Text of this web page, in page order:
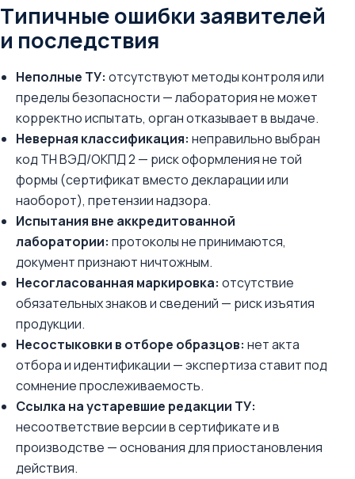
Типичные ошибки заявителей
и последствия
Неполные ТУ: отсутствуют методы контроля или
пределы безопасности — лаборатория не может
корректно испытать, орган отказывает в выдаче.
Неверная классификация: неправильно выбран
код ТН ВЭД/ОКПД 2 — риск оформления не той
формы (сертификат вместо декларации или
наоборот), претензии надзора.
Испытания вне аккредитованной
лаборатории: протоколы не принимаются,
документ признают ничтожным.
Несогласованная маркировка: отсутствие
обязательных знаков и сведений — риск изъятия
продукции.
Несостыковки в отборе образцов: нет акта
отбора и идентификации — экспертиза ставит под
сомнение прослеживаемость.
Ссылка на устаревшие редакции ТУ:
несоответствие версии в сертификате и в
производстве — основания для приостановления
действия.